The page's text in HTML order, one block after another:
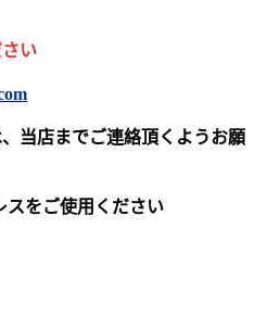
い
当店までご連絡頂くようお願
をご使用ください